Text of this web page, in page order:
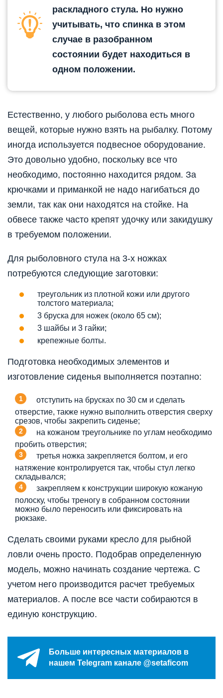
раскладного стула. Но нужно
учитывать, что спинка в этом
случае в разобранном
состоянии будет находиться в
одном положении.
Естественно, у любого рыболова есть много
вещей, которые нужно взять на рыбалку. Потому
иногда используется подвесное оборудование.
Это довольно удобно, поскольку все что
необходимо, постоянно находится рядом. За
крючками и приманкой не надо нагибаться до
земли, так как они находятся на стойке. На
обвесе также часто крепят удочку или закидушку
в требуемом положении.
Для рыболовного стула на 3-х ножках
потребуются следующие заготовки:
треугольник из плотной кожи или другого
толстого материала;
3 бруска для ножек (около 65 см);
3 шайбы и 3 гайки;
крепежные болты.
Подготовка необходимых элементов и
изготовление сиденья выполняется поэтапно:
отступить на брусках по 30 см и сделать
отверстие, также нужно выполнить отверстия сверху
срезов, чтобы закрепить сиденье;
на кожаном треугольнике по углам необходимо
пробить отверстия;
третья ножка закрепляется болтом, и его
натяжение контролируется так, чтобы стул легко
складывался;
закрепляем к конструкции широкую кожаную
полоску, чтобы треногу в собранном состоянии
можно было переносить или фиксировать на
рюкзаке.
Сделать своими руками кресло для рыбной
ловли очень просто. Подобрав определенную
модель, можно начинать создание чертежа. С
учетом него производится расчет требуемых
материалов. А после все части собираются в
единую конструкцию.
Больше интересных материалов в
нашем Telegram канале @setaficom